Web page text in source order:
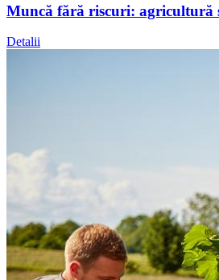
Muncă fără riscuri: agricultură
Detalii